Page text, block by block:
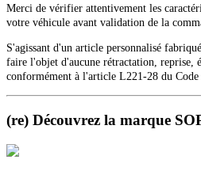
Merci de vérifier attentivement les
votre véhicule avant validation de la
S'agissant d'un article personnalisé
faire l'objet d'aucune rétractation, reprise,
conformément à l'article L221-28 du Code
(re) Découvrez la marque